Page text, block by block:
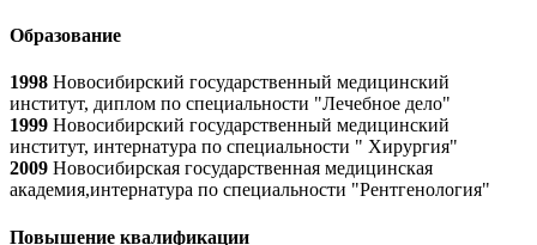
Образование
1998 Новосибирский государственный медицинский
институт, диплом по специальности "Лечебное дело"
1999 Новосибирский государственный медицинский
институт, интернатура по специальности " Хирургия"
2009 Новосибирская государственная медицинская
академия,интернатура по специальности "Рентгенология"
Повышение квалификации